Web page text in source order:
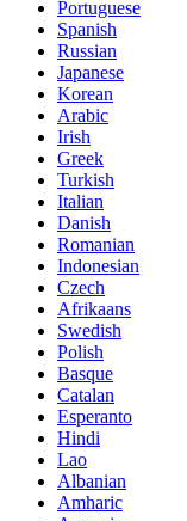
Portuguese
Spanish
Russian
Japanese
Korean
Arabic
Irish
Greek
Turkish
Italian
Danish
Romanian
Indonesian
Czech
Afrikaans
Swedish
Polish
Basque
Catalan
Esperanto
Hindi
Lao
Albanian
Amharic